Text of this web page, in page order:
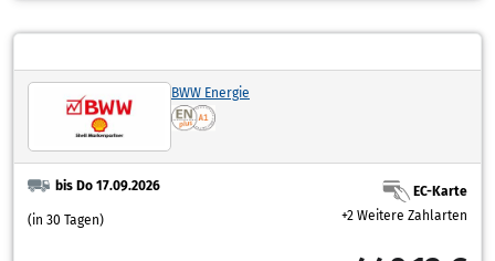
BWW Energie
bis Do 17.09.2026
(in 30 Tagen)
EC-Karte
+2 Weitere Zahlarten